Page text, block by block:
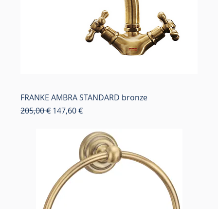
FRANKE AMBRA STANDARD bronze
Κανονική τιμή
205,00 € Τιμή Έκπτωσης
147,60 €